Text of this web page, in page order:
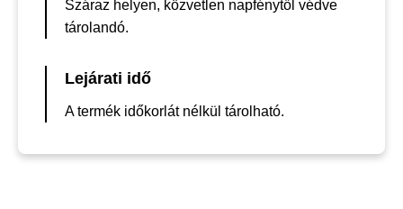
Száraz helyen, közvetlen napfénytől védve
tárolandó.
Lejárati idő
A termék időkorlát nélkül tárolható.